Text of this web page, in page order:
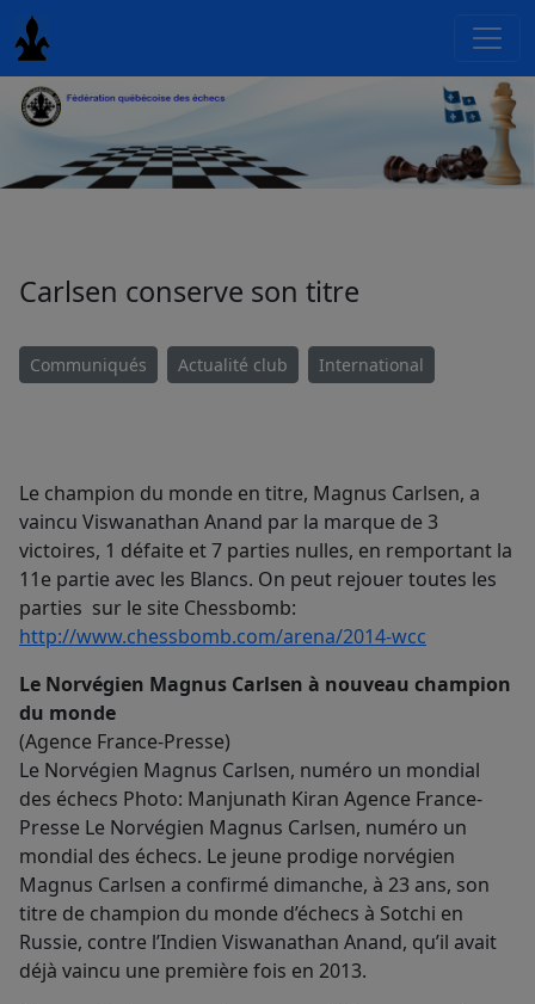
Carlsen conserve son titre
Communiqués Actualité club International
Le champion du monde en titre, Magnus Carlsen, a
vaincu Viswanathan Anand par la marque de 3
victoires, 1 défaite et 7 parties nulles, en remportant la
11e partie avec les Blancs. On peut rejouer toutes les
parties sur le site Chessbomb:
http://www.chessbomb.com/arena/2014-wcc
Le Norvégien Magnus Carlsen à nouveau champion
du monde
(Agence France-Presse)
Le Norvégien Magnus Carlsen, numéro un mondial
des échecs Photo: Manjunath Kiran Agence France-
Presse Le Norvégien Magnus Carlsen, numéro un
mondial des échecs. Le jeune prodige norvégien
Magnus Carlsen a confirmé dimanche, à 23 ans, son
titre de champion du monde d’échecs à Sotchi en
Russie, contre l’Indien Viswanathan Anand, qu’il avait
déjà vaincu une première fois en 2013.